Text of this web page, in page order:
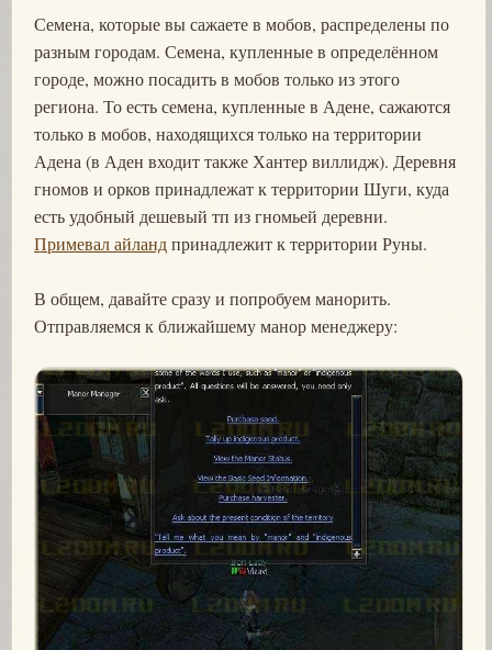
Семена, которые вы сажаете в мобов, распределены по
разным городам. Семена, купленные в определённом
городе, можно посадить в мобов только из этого
региона. То есть семена, купленные в Адене, сажаются
только в мобов, находящихся только на территории
Адена (в Аден входит также Хантер виллидж). Деревня
гномов и орков принадлежат к территории Шуги, куда
есть удобный дешевый тп из гномьей деревни.
Примевал айландпринадлежит к территории Руны.
В общем, давайте сразу и попробуем манорить.
Отправляемся к ближайшему манор менеджеру: